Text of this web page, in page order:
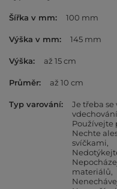
Šířka v mm 100 mm
Výška v mm 145 mm
Výška až 15 cm
Průměr až 10 cm
Typ varování
Je třeba
Používejte
Nechte
svíčkami
materiálů